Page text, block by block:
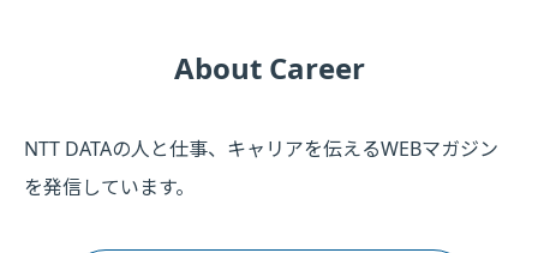
About Career
NTT DATAの人と仕事、キャリアを伝えるWEBマガジン
を発信しています。